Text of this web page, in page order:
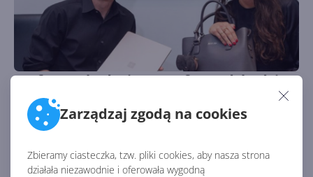
Zarządzaj zgodą na cookies
Zbieramy ciasteczka, tzw. pliki cookies, aby nasza strona
działała niezawodnie i oferowała wygodną
Szef zespołu designu Surface odchodzi z
Microsoft
Autor: Krzysztof SulikowskiOpublikowano:17.04.2024, 16:30
Liczba odsłon:
Po rezygnacji Panosa Panaya kolejna ważna postać ze